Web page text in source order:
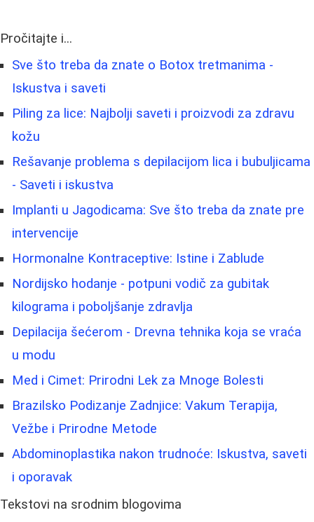
Pročitajte i...
Sve što treba da znate o Botox tretmanima -
Iskustva i saveti
Piling za lice: Najbolji saveti i proizvodi za zdravu
kožu
Rešavanje problema s depilacijom lica i bubuljicama
- Saveti i iskustva
Implanti u Jagodicama: Sve što treba da znate pre
intervencije
Hormonalne Kontraceptive: Istine i Zablude
Nordijsko hodanje - potpuni vodič za gubitak
kilograma i poboljšanje zdravlja
Depilacija šećerom - Drevna tehnika koja se vraća
u modu
Med i Cimet: Prirodni Lek za Mnoge Bolesti
Brazilsko Podizanje Zadnjice: Vakum Terapija,
Vežbe i Prirodne Metode
Abdominoplastika nakon trudnoće: Iskustva, saveti
i oporavak
Tekstovi na srodnim blogovima